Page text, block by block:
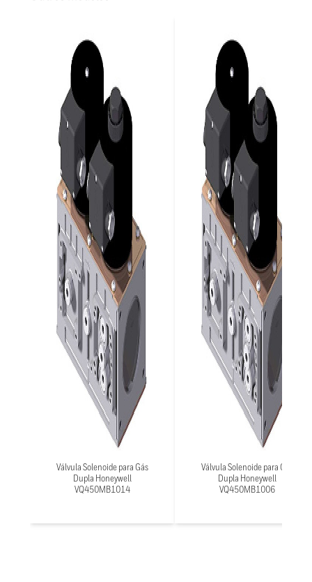
Válvula Solenoide para Gás
Dupla Honeywell
VQ450MB1014
Válvula Solenoide para Gás
Dupla Honeywell
VQ450MB1006